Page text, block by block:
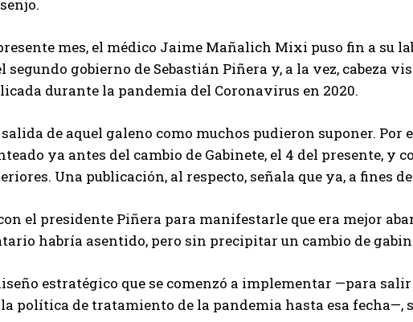
mes, el médico Jaime Mañalich Mixi puso fin a su
gobierno de Sebastián Piñera y, a la vez, cabeza
durante la pandemia del Coronavirus en 2020.
de aquel galeno como muchos pudieron suponer. Por
ya antes del cambio de Gabinete, el 4 del presente, y
Una publicación, al respecto, señala que ya, a fines
el presidente Piñera para manifestarle que era mejor
habría asentido, pero sin precipitar un cambio de
estratégico que se comenzó a implementar —para
política de tratamiento de la pandemia hasta esa fecha—,